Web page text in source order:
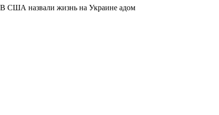
В США назвали жизнь на Украине адом